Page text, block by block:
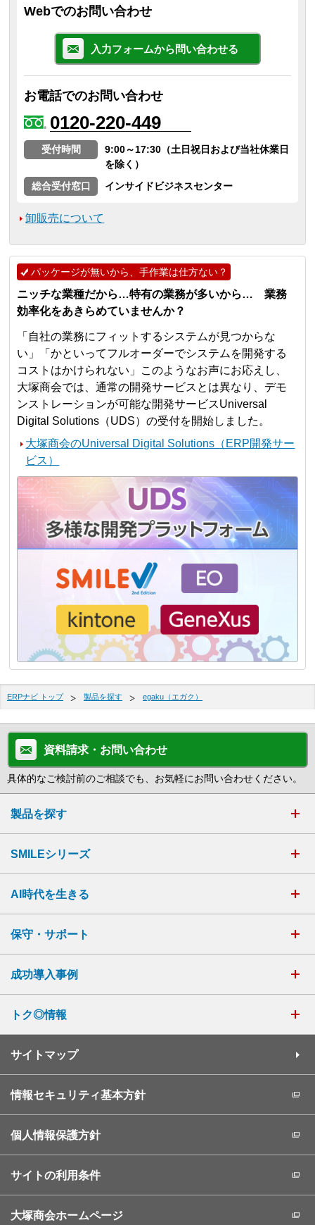
Webでのお問い合わせ
入力フォームから問い合わせる
お電話でのお問い合わせ
0120-220-449
受付時間
9:00～17:30（土日祝日および当社休業日
を除く）
総合受付窓口
インサイドビジネスセンター
卸販売について
パッケージが無いから、手作業は仕方ない？
ニッチな業種だから…特有の業務が多いから… 業務
効率化をあきらめていませんか？
「自社の業務にフィットするシステムが見つからな
い」「かといってフルオーダーでシステムを開発する
コストはかけられない」このようなお声にお応えし、
大塚商会では、通常の開発サービスとは異なり、デモ
ンストレーションが可能な開発サービスUniversal
Digital Solutions（UDS）の受付を開始しました。
大塚商会のUniversal Digital Solutions（ERP開発サー
ビス）
ERPナビ トップ 製品を探す egaku（エガク）
資料請求・お問い合わせ
具体的なご検討前のご相談でも、お気軽にお問い合わせください。
製品を探す
SMILEシリーズ
AI時代を生きる
保守・サポート
成功導入事例
トク◎情報
サイトマップ
情報セキュリティ基本方針
個人情報保護方針
サイトの利用条件
大塚商会ホームページ